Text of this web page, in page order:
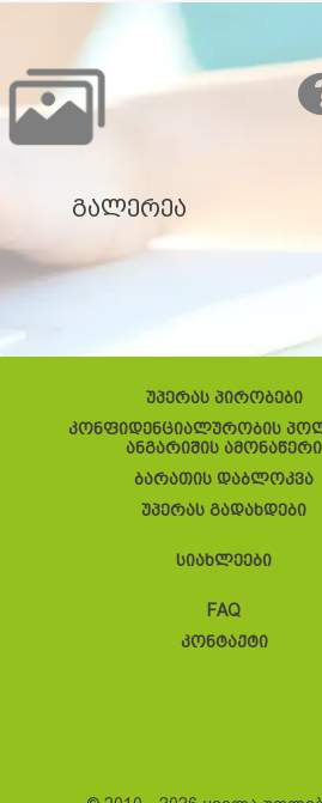
გალერეა
უპერას პირობები
კონფიდენციალურობის
ანგარიშის ამონაწერი
ბარათის დაბლოკვა
უპერას გადახდები
სიახლეები
FAQ
კონტაქტი